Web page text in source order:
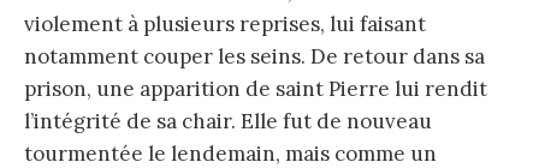
violement à plusieurs reprises, lui faisant
notamment couper les seins. De retour dans sa
prison, une apparition de saint Pierre lui rendit
l’intégrité de sa chair. Elle fut de nouveau
tourmentée le lendemain, mais comme un